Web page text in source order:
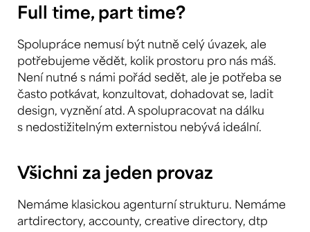
Full time, part time?
Spolupráce nemusí být nutně celý úvazek, ale
potřebujeme vědět, kolik prostoru pro nás máš.
Není nutné s námi pořád sedět, ale je potřeba se
často potkávat, konzultovat, dohadovat se, ladit
design, vyznění atd. A spolupracovat na dálku
s nedostižitelným externistou nebývá ideální.
Všichni za jeden provaz
Nemáme klasickou agenturní strukturu. Nemáme
artdirectory, accounty, creative directory, dtp